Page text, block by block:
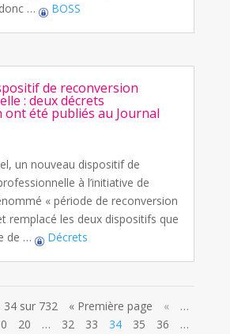
…
BOSS
de reconversion
: deux décrets
ont été publiés au Journal
un nouveau dispositif de
à l’initiative de
« période de reconversion
remplacé les deux dispositifs que
de …
Décrets
34 sur 732 « Première page «
…
20 … 32 33 34 35 36
…